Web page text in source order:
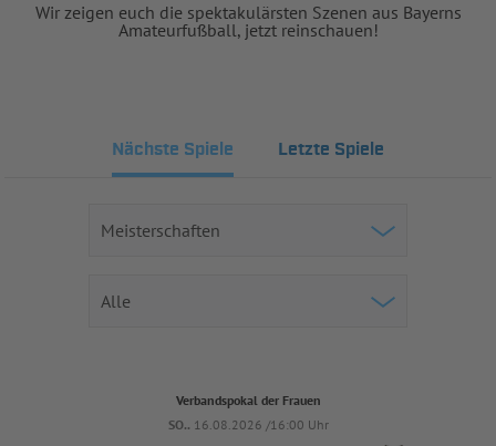
Wir zeigen euch die spektakulärsten Szenen aus Bayerns
Amateurfußball, jetzt reinschauen!
Nächste Spiele Letzte Spiele
Verbandspokal der Frauen
SO.. 16.08.2026 /16:00 Uhr